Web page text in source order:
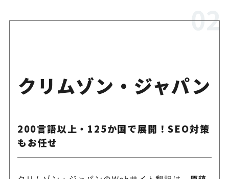
クリムゾン・ジャパン
200言語以上・125か国で展開！SEO対策
もお任せ